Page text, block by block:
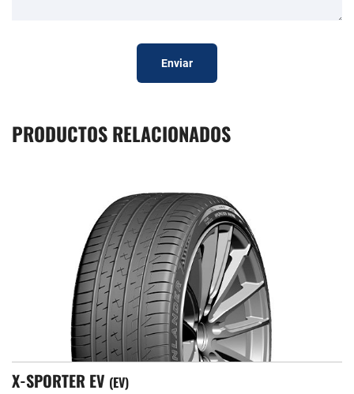
Enviar
PRODUCTOS RELACIONADOS
X-SPORTER EV EV